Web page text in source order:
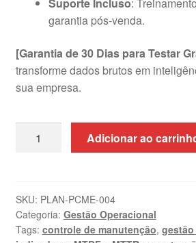
Suporte Incluso:
garantia pós-venda.
[Garantia de 30 Dias para Testar
transforme dados brutos em
sua empresa.
Manutenção
de
Equipamentos
Adicionar ao
SKU: PLAN-PCME-004
Categoria: Gestão Operacional
Tags: controle de manutenção,